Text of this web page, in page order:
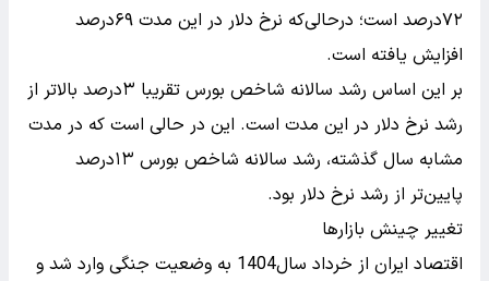
۷۲درصد است؛ درحالی‌که نرخ دلار در این مدت ۶۹درصد
افزایش یافته است.
بر این اساس رشد سالانه شاخص بورس تقریبا ۳درصد بالاتر از
رشد نرخ دلار در این مدت است. این در حالی است که در مدت
مشابه سال گذشته، رشد سالانه شاخص بورس ۱۳درصد
پایین‌تر از رشد نرخ دلار بود.
تغییر چینش بازارها
اقتصاد ایران از خرداد سال1404 به وضعیت جنگی وارد شد و